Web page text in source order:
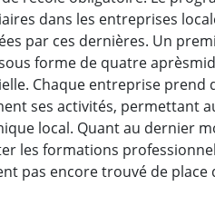
dans les entreprises
par ces dernières. Un
forme de quatre
Chaque entreprise prend
ses activités, permettant
local. Quant au dernier
les formations
pas encore trouvé de place